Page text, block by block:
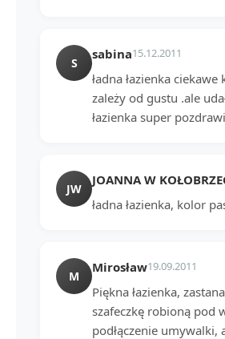
S
sabina15.12.2011
ładna łazienka
zależy od gustu .ale
łazienka super
JW
JOANNA W
ładna łazienka, kolor
M
Mirosław19.09.2011
Piękna łazienka,
szafeczkę robioną pod
podłączenie umywalki,